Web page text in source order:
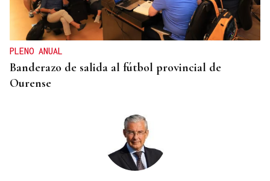
¿Sabe usted que aún no se superó la resaca del
Mundial?
PLENO ANUAL
Banderazo de salida al fútbol provincial de
Ourense